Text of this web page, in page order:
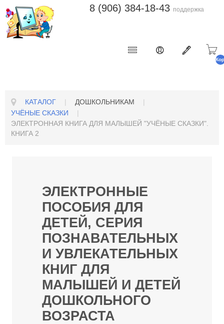
8 (906) 384-18-43 поддержка
КАТАЛОГ | ДОШКОЛЬНИКАМ
|
УЧЁНЫЕ СКАЗКИ
|
ЭЛЕКТРОННАЯ КНИГА ДЛЯ МАЛЫШЕЙ "УЧЁНЫЕ СКАЗКИ".
КНИГА 2
ЭЛЕКТРОННЫЕ
ПОСОБИЯ ДЛЯ
ДЕТЕЙ, СЕРИЯ
ПОЗНАВАТЕЛЬНЫХ
И УВЛЕКАТЕЛЬНЫХ
КНИГ ДЛЯ
МАЛЫШЕЙ И ДЕТЕЙ
ДОШКОЛЬНОГО
ВОЗРАСТА